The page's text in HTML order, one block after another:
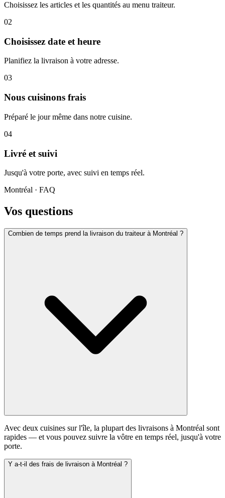
Choisissez les articles et les quantités au menu traiteur.
02
Choisissez date et heure
Planifiez la livraison à votre adresse.
03
Nous cuisinons frais
Préparé le jour même dans notre cuisine.
04
Livré et suivi
Jusqu'à votre porte, avec suivi en temps réel.
Montréal · FAQ
Vos questions
Combien de temps prend la livraison du traiteur à Montréal ?
Avec deux cuisines sur l'île, la plupart des livraisons à Montréal sont
rapides — et vous pouvez suivre la vôtre en temps réel, jusqu'à votre
porte.
Y a-t-il des frais de livraison à Montréal ?